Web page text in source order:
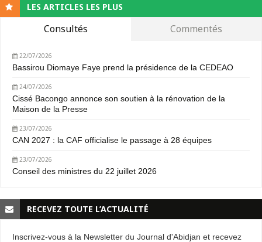
LES ARTICLES LES PLUS
Consultés Commentés
22/07/2026
Bassirou Diomaye Faye prend la présidence de la CEDEAO
24/07/2026
Cissé Bacongo annonce son soutien à la rénovation de la
Maison de la Presse
23/07/2026
CAN 2027 : la CAF officialise le passage à 28 équipes
23/07/2026
Conseil des ministres du 22 juillet 2026
RECEVEZ TOUTE L’ACTUALITÉ
Inscrivez-vous à la Newsletter du Journal d'Abidjan et recevez